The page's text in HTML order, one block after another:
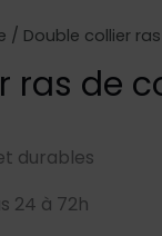
/ Double collier
ras de
durables
24 à 72h